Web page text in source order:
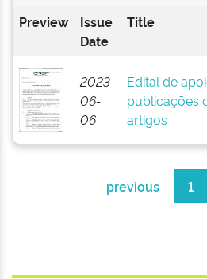
Preview
Issue
Date
Title
2023-
06-
06
Edital de
publicações
artigos
previous 1